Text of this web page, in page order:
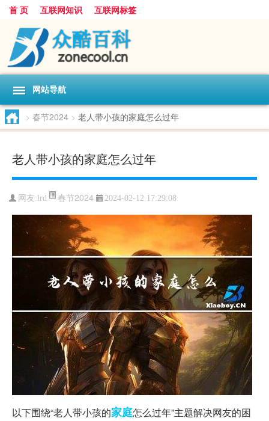
首 页 互联网知识 互联网标签
网站导航
> 春节2024 > 老人带小孩的家庭怎么过年
老人带小孩的家庭怎么过年
网友: lrd 春节2024 2024-02-12 17:29:08
以下围绕“老人带小孩的家庭怎么过年”主题解决网友的困